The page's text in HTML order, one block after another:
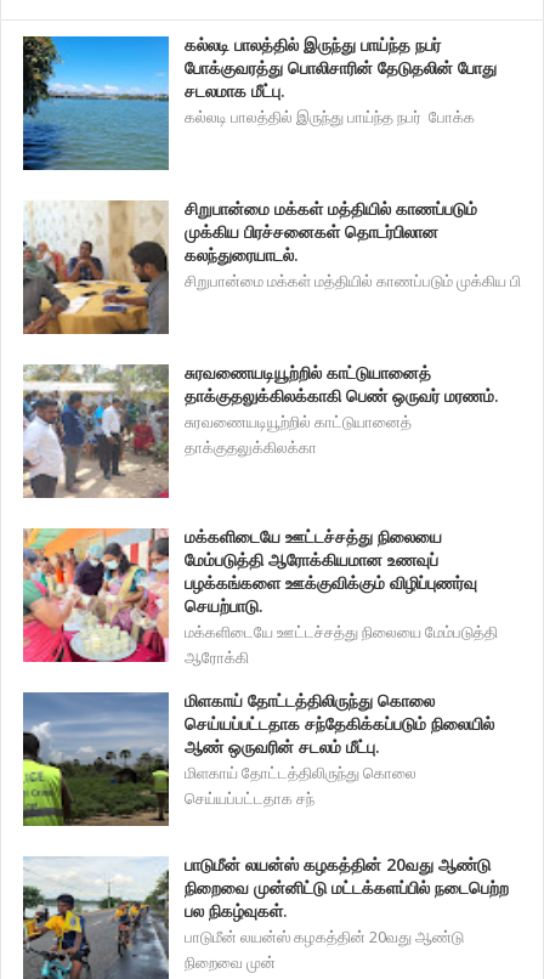
கல்லடி பாலத்தில் இருந்து பாய்ந்த நபர்
போக்குவரத்து பொலிசாரின் தேடுதலின் போது
சடலமாக மீட்பு.
கல்லடி பாலத்தில் இருந்து பாய்ந்த நபர் போக்க
சிறுபான்மை மக்கள் மத்தியில் காணப்படும்
முக்கிய பிரச்சனைகள் தொடர்பிலான
கலந்துரையாடல்.
சிறுபான்மை மக்கள் மத்தியில் காணப்படும் முக்கிய பி
சுரவணையடியூற்றில் காட்டுயானைத்
தாக்குதலுக்கிலக்காகி பெண் ஒருவர் மரணம்.
சுரவணையடியூற்றில் காட்டுயானைத்
தாக்குதலுக்கிலக்கா
மக்களிடையே ஊட்டச்சத்து நிலையை
மேம்படுத்தி ஆரோக்கியமான உணவுப்
பழக்கங்களை ஊக்குவிக்கும் விழிப்புணர்வு
செயற்பாடு.
மக்களிடையே ஊட்டச்சத்து நிலையை மேம்படுத்தி
ஆரோக்கி
மிளகாய் தோட்டத்திலிருந்து கொலை
செய்யப்பட்டதாக சந்தேகிக்கப்படும் நிலையில்
ஆண் ஒருவரின் சடலம் மீட்பு.
மிளகாய் தோட்டத்திலிருந்து கொலை
செய்யப்பட்டதாக சந்
பாடுமீன் லயன்ஸ் கழகத்தின் 20வது ஆண்டு
நிறைவை முன்னிட்டு மட்டக்களப்பில் நடைபெற்ற
பல நிகழ்வுகள்.
பாடுமீன் லயன்ஸ் கழகத்தின் 20வது ஆண்டு
நிறைவை முன்